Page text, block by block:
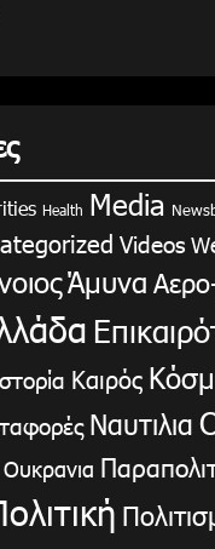
Health Media
Videos
Άμυνα
Καιρός
Ναυτιλια
Ουκρανια